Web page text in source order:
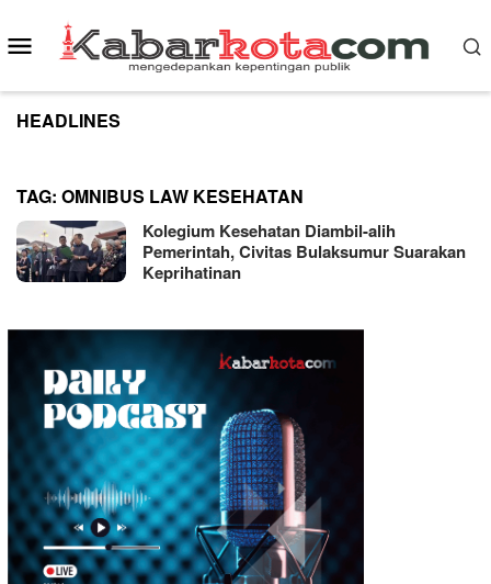
to
content
Mobile
Menu
HEADLINES
TAG: OMNIBUS LAW KESEHATAN
Kolegium Kesehatan Diambil-alih
Pemerintah, Civitas Bulaksumur Suarakan
Keprihatinan